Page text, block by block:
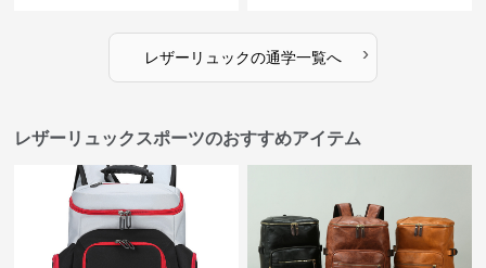
レザーリュックの通学一覧へ ›
レザーリュックスポーツのおすすめアイテム